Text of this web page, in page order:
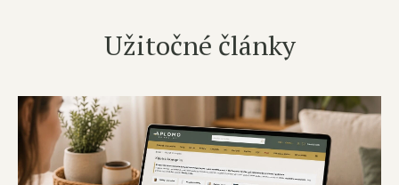
Užitočné články